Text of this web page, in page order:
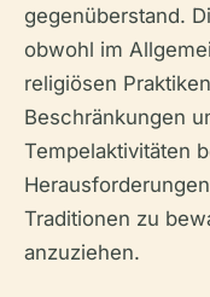
gegenüberstand.
obwohl im
religiösen
Beschränkungen
Tempelaktivitäten
Traditionen zu
anzuziehen.